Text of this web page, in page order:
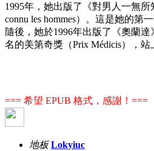
1995年，她出版了《對男人一無所
connu les hommes）。這是她的第
隨後，她於1996年出版了《奧蘭達
名的美第奇獎（Prix Médicis），站
=== 希望 EPUB 格式，感謝！===
地板 Lokyiuc